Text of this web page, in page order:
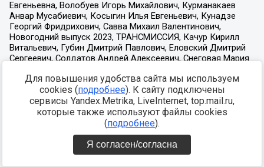
Для повышения удобства сайта мы используем
cookies (подробнее). К сайту подключены
сервисы Yandex.Metrika, LiveInternet, top.mail.ru,
которые также используют файлы cookies
(подробнее).
Я согласен/согласна